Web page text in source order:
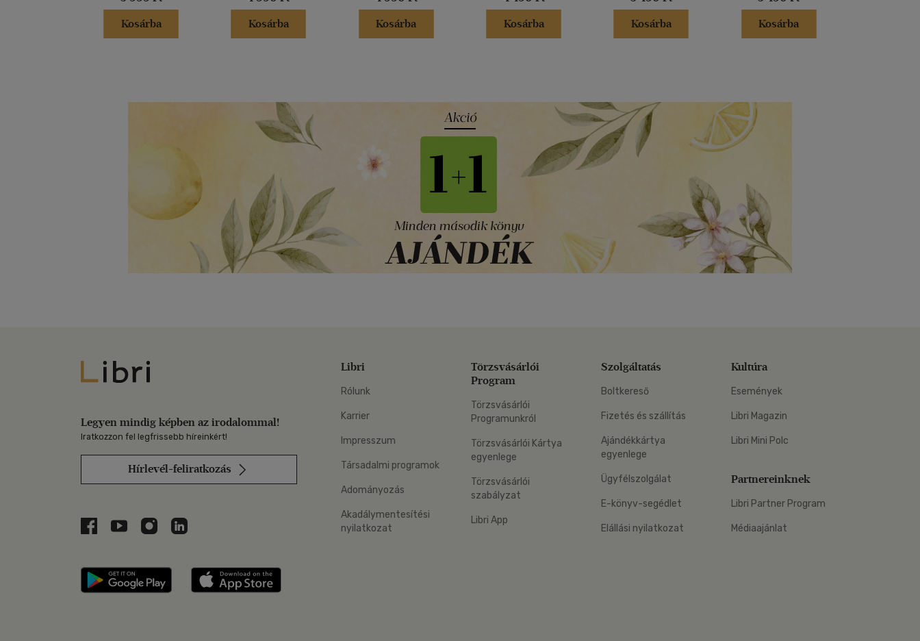
Kosárba
Kosárba
Kosárba
Kosárba
Kosárba
Kosárba
Libri
Legyen mindig képben az irodalommal!
Iratkozzon fel legfrissebb híreinkért!
Hírlevél-feliratkozás
Libri a Facebookon
Libri a Youtube-on
Libri az Instagramon
Libri a LinkedInen
Libri applikáció Szerezd meg: Google Play
Libri
Rólunk
Karrier
Impresszum
Társadalmi programok
Adományozás
Akadálymentesítési
nyilatkozat
Törzsvásárlói
Program
Törzsvásárlói
Programunkról
Törzsvásárlói Kártya
egyenlege
Törzsvásárlói
szabályzat
Libri App
Szolgáltatás
Boltkereső
Fizetés és szállítás
Ajándékkártya
egyenlege
Ügyfélszolgálat
E-könyv-segédlet
Elállási nyilatkozat
Kultúra
Események
Libri Magazin
Libri Mini Polc
Partnereinknek
Libri Partner Program
Médiaajánlat